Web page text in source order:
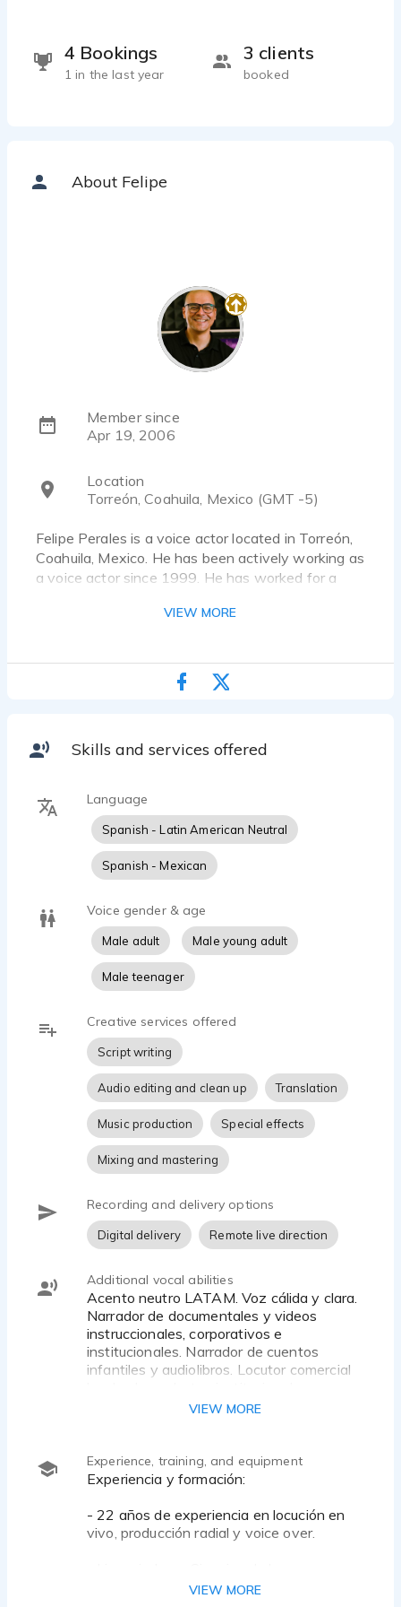
4 Bookings
1 in the last year
3 clients
booked
About Felipe
Member since
Apr 19, 2006
Location
Torreón, Coahuila, Mexico (GMT -5)
Felipe Perales is a voice actor located in Torreón,
Coahuila, Mexico. He has been actively working as
a voice actor since 1999. He has worked for a
(Grupo Modelo), Lala and Peñoles. Listen to 14
Profesional de la voz con 20 años de experiencia
niños y narraciones especiales. La voz que
VIEW MORE
Skills and services offered
Language
Spanish - Latin American Neutral
Spanish - Mexican
Voice gender & age
Male adult Male young adult
Male teenager
Creative services offered
Script writing
Audio editing and clean up Translation
Music production Special effects
Mixing and mastering
Recording and delivery options
Digital delivery Remote live direction
Additional vocal abilities
Acento neutro LATAM. Voz cálida y clara.
Narrador de documentales y videos
instruccionales, corporativos e
institucionales. Narrador de cuentos
infantiles y audiolibros. Locutor comercial
conversacional. Personajes juveniles.
especiales. Maestro de ceremonias y
presentador en vivo. Narrador para
productos. Reportero.
VIEW MORE
Experience, training, and equipment
Experiencia y formación:
- 22 años de experiencia en locución en
vivo, producción radial y voice over.
Comunicación por la Universidad La Salle
VIEW MORE